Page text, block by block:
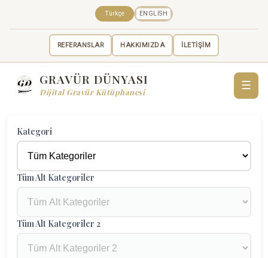
REFERANSLAR HAKKIMIZDA İLETİŞİM
Türkçe ENGLISH
GRAVÜR DÜNYASI
Dijital Gravür Kütüphanesi
☰
Kategori
Tüm Alt Kategoriler
Tüm Alt Kategoriler 2